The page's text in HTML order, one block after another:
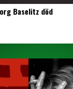
Baselitz död